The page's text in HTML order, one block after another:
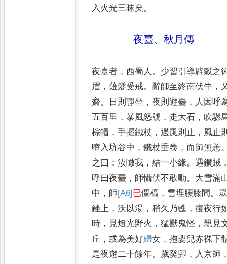
入火光三昧矣。
夜臺、 秋月傳
夜臺者 ， 西蜀人 。 少習引導辟穀之
眉 ，薙髮受戒。辭師至終南伏牛 ，
齋。 日則靜坐 ，夜則遊臺 ， 人因呼
五百 里 ，暴風怒號 ， 走大石 ， 吹騾
棕帽 ，手握鐵杖 ，遇風則止 ， 風止
墮入坑谷中 ，鐵杖垂卷 ， 而師無恙
之曰 ：汝噉我 ，結一小緣。遇鑛賊
呼曰夜臺 ， 師懾伏不敢動。 大雪滿
中 ， 師[A6] 已僵槁 ， 雪埋腰膝間。
銼上 ，沃以湯 ，稍久乃甦 ，復夜行
時 ， 見燈光野火 ，猛獸鬼怪 ，親見
丘 ，或為美好婦女 ，抱嬰兒赤裸下
是夜遊二十餘年。 歲癸卯 ， 入京師